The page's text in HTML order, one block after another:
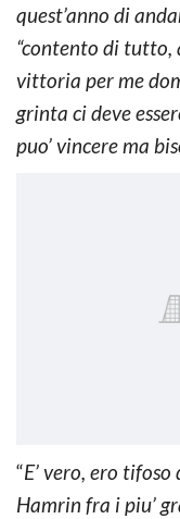
quest’anno di
“contento di tutto,
vittoria per me
grinta ci deve
puo’ vincere ma
“E’ vero, ero
Hamrin fra i piu’